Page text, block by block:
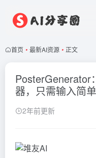
首页 • 最新AI资源 • 正文
PosterGenerator
器，只需输入简
2年前更新